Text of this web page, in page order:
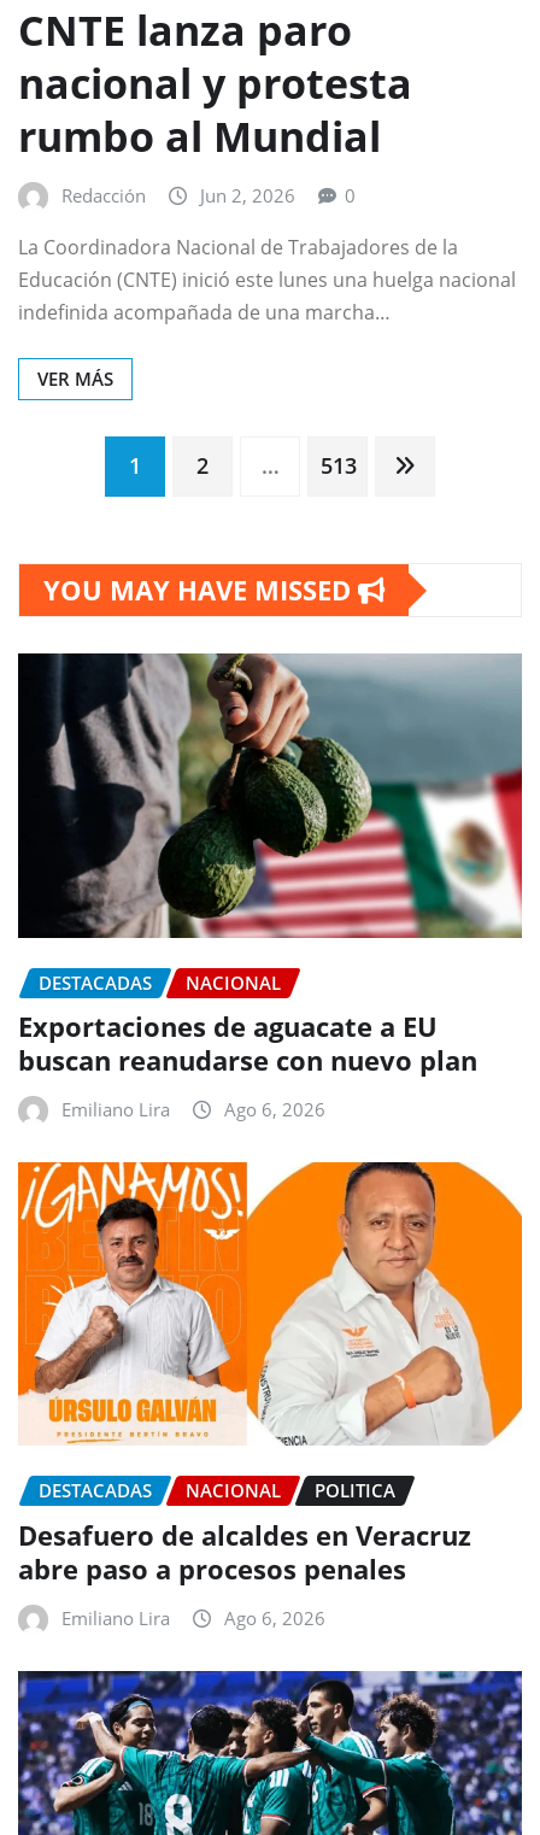
CNTE lanza paro
nacional y protesta
rumbo al Mundial
Redacción Jun 2, 2026 0
La Coordinadora Nacional de Trabajadores de la
Educación (CNTE) inició este lunes una huelga nacional
indefinida acompañada de una marcha…
VER MÁS
Paginación
entradas
1 2 … 513
YOU MAY HAVE MISSED
DESTACADAS NACIONAL
Exportaciones de aguacate a EU
buscan reanudarse con nuevo plan
Emiliano Lira Ago 6, 2026
DESTACADAS NACIONAL POLITICA
Desafuero de alcaldes en Veracruz
abre paso a procesos penales
Emiliano Lira Ago 6, 2026